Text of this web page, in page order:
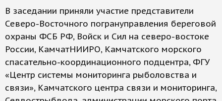
В заседании приняли участие представители
Северо-Восточного погрануправления береговой
охраны ФСБ РФ, Войск и Сил на северо-востоке
России, КамчатНИИРО, Камчатского морского
спасательно-координационного подцентра, ФГУ
«Центр системы мониторинга рыболовства и
связи», Камчатского центра связи и мониторинга,